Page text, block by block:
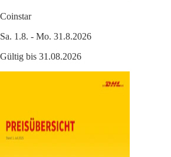
Coinstar
Sa. 1.8. - Mo. 31.8.2026
Gültig bis 31.08.2026